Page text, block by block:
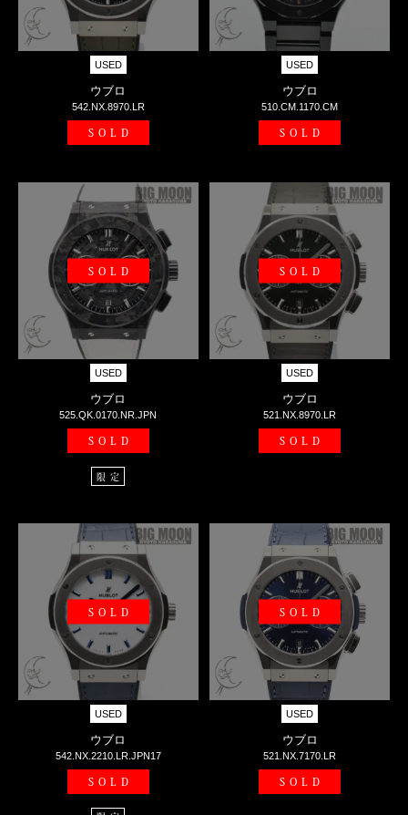
USED
ウブロ
542.NX.8970.LR
SOLD
USED
ウブロ
510.CM.1170.CM
SOLD
SOLD
USED
ウブロ
525.QK.0170.NR.JPN
SOLD
限定
SOLD
USED
ウブロ
521.NX.8970.LR
SOLD
SOLD
USED
ウブロ
542.NX.2210.LR.JPN17
SOLD
SOLD
USED
ウブロ
521.NX.7170.LR
SOLD